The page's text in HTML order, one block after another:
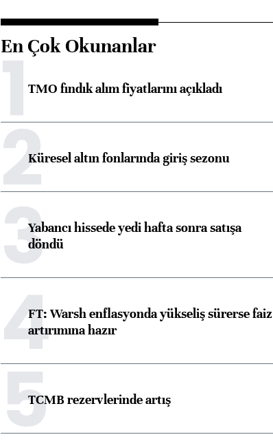
En Çok Okunanlar
1TMO fındık alım fiyatlarını açıkladı
2Küresel altın fonlarında giriş sezonu
3Yabancı hissede yedi hafta sonra satışa
döndü
4FT: Warsh enflasyonda yükseliş sürerse faiz
artırımına hazır
5TCMB rezervlerinde artış